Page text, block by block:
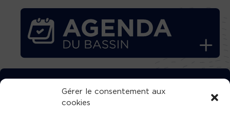
Gérer le consentement aux
cookies
TÉLÉCHARGEZ GRATUITEMENT
L’APPLICATION TVBA !